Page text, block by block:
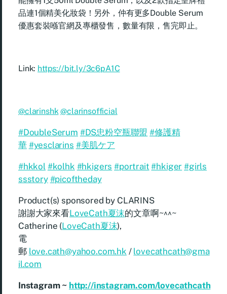
品連1個精美化妝袋！另外，仲有更多Double Serum
優惠套裝喺官網及專櫃發售，數量有限，售完即止。
Link: https://bit.ly/3c6pA1C
@clarinshk @clarinsofficial
#DoubleSerum #DS忠粉空瓶聯盟 #修護精
華 #yesclarins #美肌ケア
#hkkol #kolhk #hkigers #portrait #hkiger #girls
ssstory #picoftheday
Product(s) sponsored by CLARINS
謝謝大家來看LoveCath夏沫的文章啊~^^~
Catherine (LoveCath夏沫),
電
郵 love.cath@yahoo.com.hk / lovecathcath@gma
il.com
Instagram ~ http://instagram.com/lovecathcath